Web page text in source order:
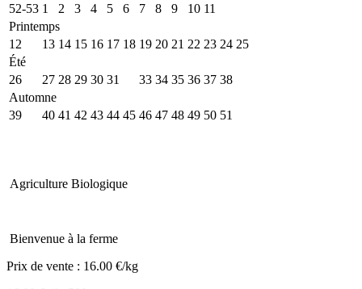
52-53 1 2 3 4 5 6 7 8 9 10 11
Printemps
12
13 14 15 16 17 18 19 20 21 22 23 24 25
Été
26
27 28 29 30 31 33 34 35 36 37 38
Automne
39
40 41 42 43 44 45 46 47 48 49 50 51
Agriculture Biologique
Bienvenue à la ferme
Prix de vente : 16.00 €/kg